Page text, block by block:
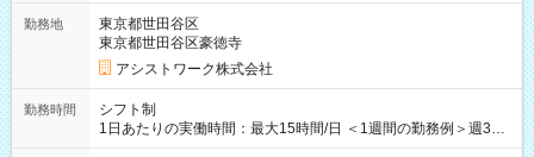
勤務地
東京都世田谷区
東京都世田谷区豪徳寺
アシストワーク株式会社
勤務時間
シフト制
1日あたりの実働時間：最大15時間/日 ＜1週間の勤務例＞週3回
勤務 勤務：月・水・金 休み：火・木・土・日 好きな時にお仕事